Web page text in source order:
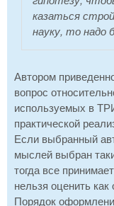
казаться
науку, то
Автором
вопрос
используемых в
практической
Если выбранный
мыслей выбран
тогда все
нельзя оценить
Порядок